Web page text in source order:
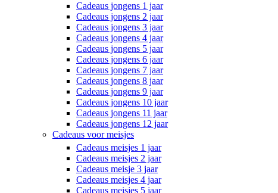
Cadeaus jongens 1 jaar
Cadeaus jongens 2 jaar
Cadeaus jongens 3 jaar
Cadeaus jongens 4 jaar
Cadeaus jongens 5 jaar
Cadeaus jongens 6 jaar
Cadeaus jongens 7 jaar
Cadeaus jongens 8 jaar
Cadeaus jongens 9 jaar
Cadeaus jongens 10 jaar
Cadeaus jongens 11 jaar
Cadeaus jongens 12 jaar
Cadeaus voor meisjes
Cadeaus meisjes 1 jaar
Cadeaus meisjes 2 jaar
Cadeaus meisje 3 jaar
Cadeaus meisjes 4 jaar
Cadeaus meisjes 5 jaar